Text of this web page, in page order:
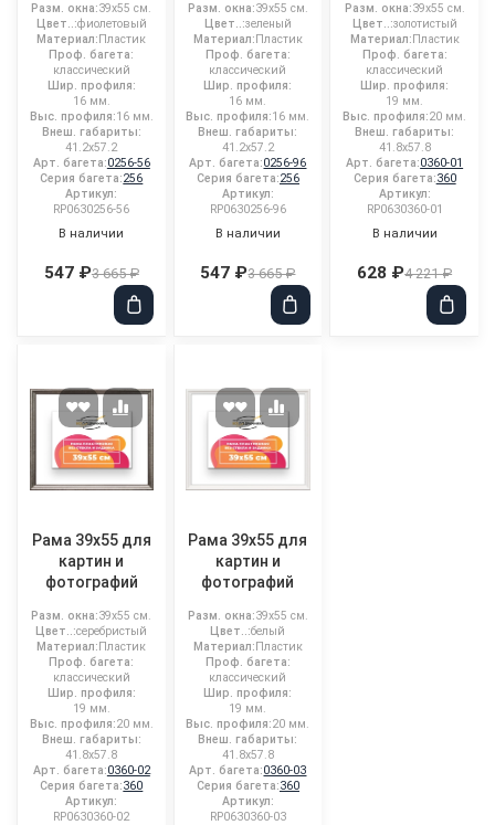
Разм. окна:39x55 см.
Цвет..:фиолетовый
Материал: Пластик
Проф. багета:
классический
Шир. профиля:
16 мм.
Выс. профиля:16 мм.
Внеш. габариты:
41.2x57.2
Арт. багета:0256-56
Серия багета:256
Артикул:
RP0630256-56
В наличии
547 ₽3 665 ₽
Разм. окна:39x55 см.
Цвет..:зеленый
Материал: Пластик
Проф. багета:
классический
Шир. профиля:
16 мм.
Выс. профиля:16 мм.
Внеш. габариты:
41.2x57.2
Арт. багета:0256-96
Серия багета:256
Артикул:
RP0630256-96
В наличии
547 ₽3 665 ₽
Разм. окна:39x55 см.
Цвет..:золотистый
Материал: Пластик
Проф. багета:
классический
Шир. профиля:
19 мм.
Выс. профиля:20 мм.
Внеш. габариты:
41.8x57.8
Арт. багета:0360-01
Серия багета:360
Артикул:
RP0630360-01
В наличии
628 ₽4 221 ₽
Рама 39x55 для
картин и
фотографий
Разм. окна:39x55 см.
Цвет..:серебристый
Материал:Пластик
Проф. багета:
классический
Шир. профиля:
19 мм.
Выс. профиля:20 мм.
Внеш. габариты:
41.8x57.8
Арт. багета:0360-02
Серия багета:360
Артикул:
RP0630360-02
Рама 39x55 для
картин и
фотографий
Разм. окна:39x55 см.
Цвет..:белый
Материал:Пластик
Проф. багета:
классический
Шир. профиля:
19 мм.
Выс. профиля:20 мм.
Внеш. габариты:
41.8x57.8
Арт. багета:0360-03
Серия багета:360
Артикул:
RP0630360-03